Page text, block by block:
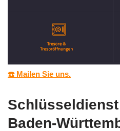
☎️ Mailen Sie uns.
Baden-